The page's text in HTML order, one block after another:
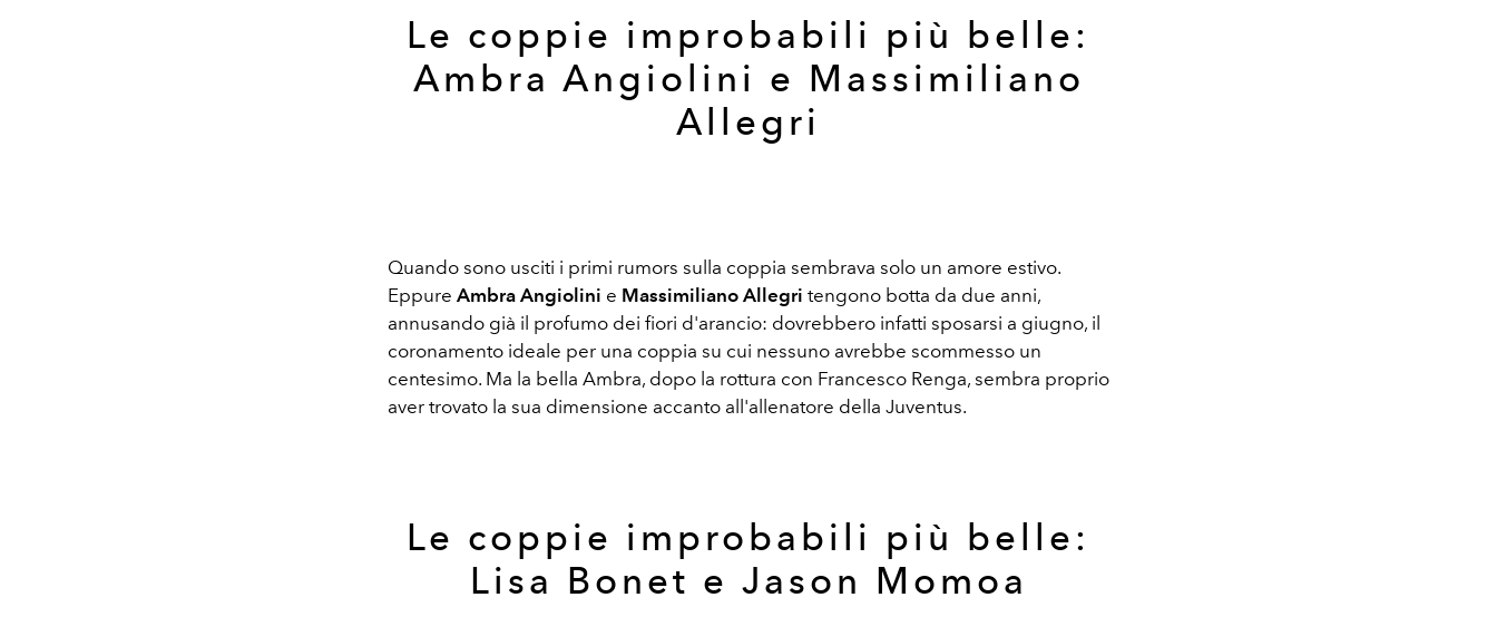
Le coppie improbabili più belle:
Ambra Angiolini e Massimiliano
Allegri
Quando sono usciti i primi rumors sulla coppia sembrava solo un amore estivo.
Eppure Ambra Angiolini e Massimiliano Allegri tengono botta da due anni,
annusando già il profumo dei fiori d'arancio: dovrebbero infatti sposarsi a giugno, il
coronamento ideale per una coppia su cui nessuno avrebbe scommesso un
centesimo. Ma la bella Ambra, dopo la rottura con Francesco Renga, sembra proprio
aver trovato la sua dimensione accanto all'allenatore della Juventus.
Le coppie improbabili più belle:
Lisa Bonet e Jason Momoa